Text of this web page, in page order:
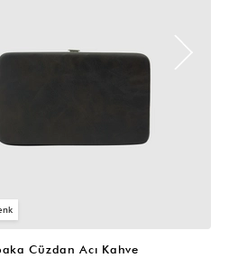
Cüzdan Acı Kahve